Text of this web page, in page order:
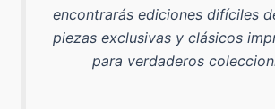
encontrarás ediciones difíciles
piezas exclusivas y clásicos
para verdaderos